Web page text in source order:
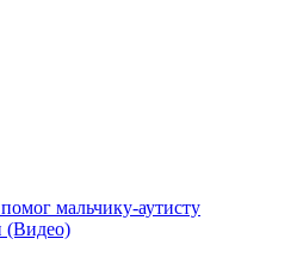
мальчику-аутисту
(Видео)